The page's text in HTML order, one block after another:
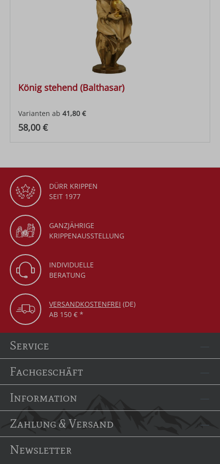
König stehend (Balthasar)
Varianten ab 41,80 €
Regulärer Preis:
58,00 €
DÜRR KRIPPEN
SEIT 1977
GANZJÄHRIGE
KRIPPENAUSSTELLUNG
INDIVIDUELLE
BERATUNG
VERSANDKOSTENFREI (DE)
AB 150 € *
Service
Fachgeschäft
Information
Zahlung & Versand
Newsletter